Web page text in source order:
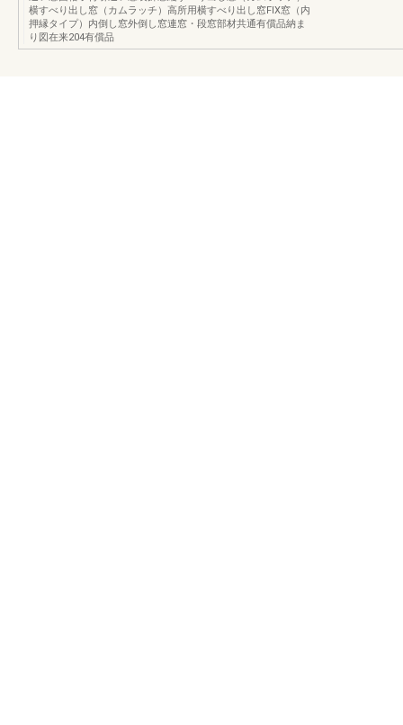
横すべり出し窓（カムラッチ）高所用横すべり出し窓FIX窓（内
押縁タイプ）内倒し窓外倒し窓連窓・段窓部材共通有償品納ま
り図在来204有償品